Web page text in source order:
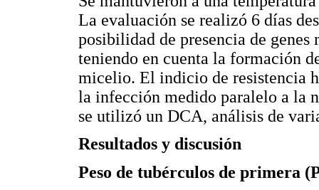
La evaluación se realizó 6 días
posibilidad de presencia de genes
teniendo en cuenta la formación
micelio. El indicio de resistencia
la infección medido paralelo a la
se utilizó un DCA, análisis de
Resultados y discusión
Peso de tubérculos de primera